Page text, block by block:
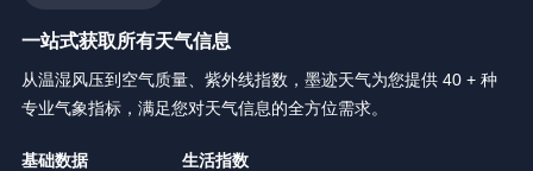
一站式获取所有天气信息
从温湿风压到空气质量、紫外线指数，墨迹天气为您提供 40 + 种
专业气象指标，满足您对天气信息的全方位需求。
基础数据 生活指数